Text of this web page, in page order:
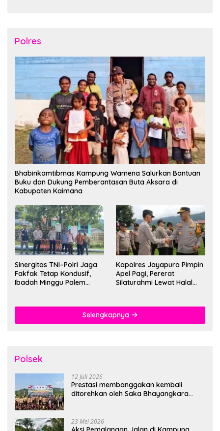
Polres
Bhabinkamtibmas Kampung Wamena Salurkan Bantuan
Buku dan Dukung Pemberantasan Buta Aksara di
Kabupaten Kaimana
Sinergitas TNI–Polri Jaga
Fakfak Tetap Kondusif,
Ibadah Minggu Palem
Kapolres Jayapura Pimpin
Apel Pagi, Pererat
Silaturahmi Lewat Halal
Selengkapnya
Polsek
12 Juli 2026
Prestasi membanggakan kembali
ditorehkan oleh Saka Bhayangkara
23 Mei 2026